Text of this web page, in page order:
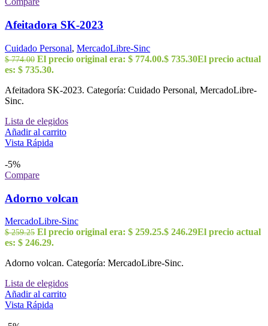
Afeitadora SK-2023
Cuidado Personal, MercadoLibre-Sinc
$774.00 El precio original era: $ 774.00.$ 735.30El precio actual
es: $ 735.30.
Afeitadora SK-2023. Categoría: Cuidado Personal, MercadoLibre-
Sinc.
Lista de elegidos
Añadir al carrito
Vista Rápida
-5%
Compare
Adorno volcan
MercadoLibre-Sinc
$259.25 El precio original era: $ 259.25.$ 246.29El precio actual
es: $ 246.29.
Adorno volcan. Categoría: MercadoLibre-Sinc.
Lista de elegidos
Añadir al carrito
Vista Rápida